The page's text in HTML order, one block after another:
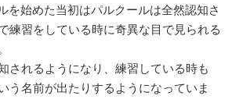
を始めた当初はパルクールは全然認知さ
練習をしている時に奇異な目で見られる
されるようになり、練習している時も
う名前が出たりするようになっていま